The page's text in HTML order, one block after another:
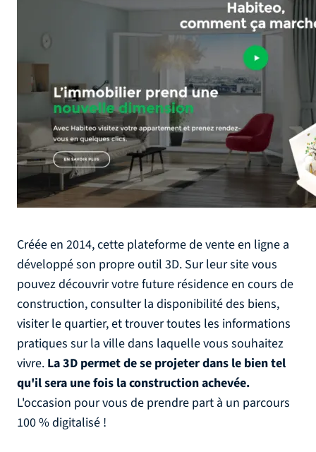
Créée en 2014, cette plateforme de vente en ligne a
développé son propre outil 3D. Sur leur site vous
pouvez découvrir votre future résidence en cours de
construction, consulter la disponibilité des biens,
visiter le quartier, et trouver toutes les informations
pratiques sur la ville dans laquelle vous souhaitez
vivre. La 3D permet de se projeter dans le bien tel
qu'il sera une fois la construction achevée.
L'occasion pour vous de prendre part à un parcours
100 % digitalisé !